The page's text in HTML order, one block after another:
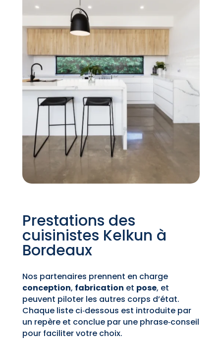
Prestations des
cuisinistes Kelkun à
Bordeaux
Nos partenaires prennent en charge
conception, fabrication et pose, et
peuvent piloter les autres corps d’état.
Chaque liste ci‑dessous est introduite par
un repère et conclue par une phrase‑conseil
pour faciliter votre choix.